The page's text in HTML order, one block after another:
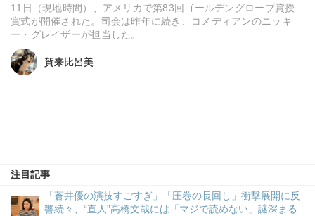
11日（現地時間）、アメリカで第83回ゴールデングローブ賞授
賞式が開催された。司会は昨年に続き、コメディアンのニッキ
ー・グレイザーが担当した。
賀来比呂美
賀来比呂美
注目記事
「蒼井優の演技すごすぎ」「圧巻の長回し」衝撃展開に反
響続々、“直人”高橋文哉には「マジで読めない」謎深まる